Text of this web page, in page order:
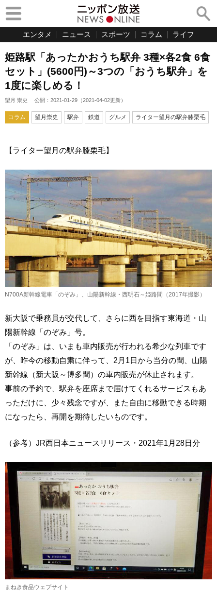
エンタメ ニュース スポーツ コラム ライフ
姫路駅「あったかおうち駅弁 3種×各2食 6食
セット」(5600円)～3つの「おうち駅弁」を
1度に楽しめる！
望月 崇史 公開： 2021-01-29 （2021-04-02更新）
コラム 望月崇史 駅弁 鉄道 グルメ ライター望月の駅弁膝栗毛
【ライター望月の駅弁膝栗毛】
N700A新幹線電車「のぞみ」、山陽新幹線・西明石～姫路間（2017年撮影）
新大阪で乗務員が交代して、さらに西を目指す東海道・山
陽新幹線「のぞみ」号。
「のぞみ」は、いまも車内販売が行われる希少な列車です
が、昨今の移動自粛に伴って、2月1日から当分の間、山陽
新幹線（新大阪～博多間）の車内販売が休止されます。
事前の予約で、駅弁を座席まで届けてくれるサービスもあ
っただけに、少々残念ですが、また自由に移動できる時期
になったら、再開を期待したいものです。
（参考）JR西日本ニュースリリース・2021年1月28日分
まねき食品ウェブサイト